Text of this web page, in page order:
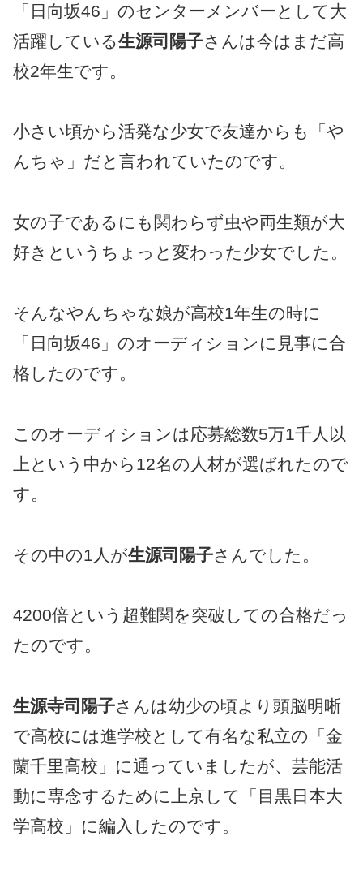
「日向坂46」のセンターメンバーとして大
活躍している生源司陽子さんは今はまだ高
校2年生です。
小さい頃から活発な少女で友達からも「や
んちゃ」だと言われていたのです。
女の子であるにも関わらず虫や両生類が大
好きというちょっと変わった少女でした。
そんなやんちゃな娘が高校1年生の時に
「日向坂46」のオーディションに見事に合
格したのです。
このオーディションは応募総数5万1千人以
上という中から12名の人材が選ばれたので
す。
その中の1人が生源司陽子さんでした。
4200倍という超難関を突破しての合格だっ
たのです。
生源寺司陽子さんは幼少の頃より頭脳明晰
で高校には進学校として有名な私立の「金
蘭千里高校」に通っていましたが、芸能活
動に専念するために上京して「目黒日本大
学高校」に編入したのです。